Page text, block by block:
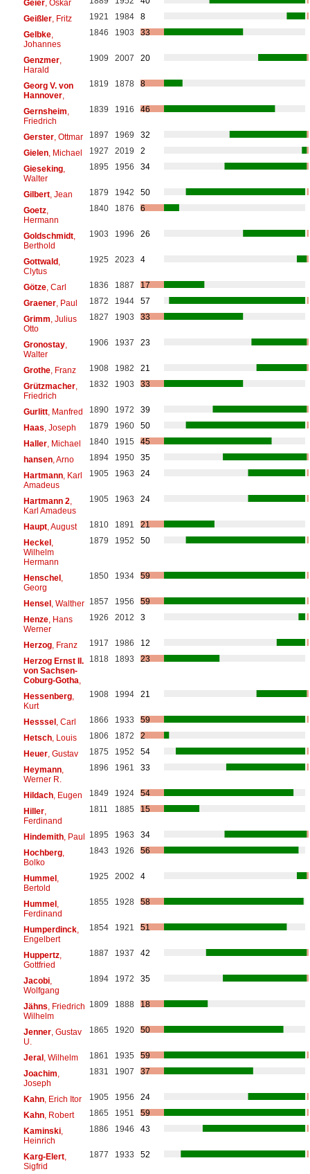
Geier, Oskar
Geißler, Fritz 1921 1984
8
Gelbke,
Johannes
1846 1903 33
Genzmer,
Harald
1909 2007 20
Georg V. von
Hannover,
1819 1878 8
Gernsheim
Friedrich
1839 1916 46
Gerster, Ottmar 1897 1969
32
Gielen, Michael 1927 2019
2
Gieseking,
Walter
1895 1956 34
Gilbert, Jean 1879 1942
50
Goetz,
Hermann
1840 1876 6
Goldschmidt,
Berthold
1903 1996 26
Gottwald,
Clytus
1925 2023 4
Götze, Carl 1836 1887
17
Graener, Paul 1872 1944
57
Grimm , Julius
Otto
1827 1903 33
Gronostay,
Walter
1906 1937 23
Grothe, Franz 1908 1982
21
Grützmacher,
Friedrich
1832 1903 33
Gurlitt, Manfred 1890 1972
39
Haas , Joseph 1879 1960
50
Haller, Michael 1840 1915
45
hansen, Arno 1894 1950
35
Hartmann, Karl
Amadeus
1905 1963 24
Hartmann 2
Karl Amadeus
1905 1963 24
Haupt, August 1810 1891
21
Heckel,
Wilhelm
Hermann
1879 1952 50
Henschel,
Georg
1850 1934 59
Hensel, Walther 1857 1956
59
Henze, Hans
Werner
1926 2012 3
Herzog, Franz 1917 1986
12
Herzog Ernst II.
von Sachsen-
Coburg-Gotha
1818 1893 23
Hessenberg,
Kurt
1908 1994 21
Hesssel, Carl 1866 1933
59
Hetsch, Louis 1806 1872
2
Heuer, Gustav 1875 1952
54
Heymann,
Werner R.
1896 1961 33
Hildach, Eugen 1849 1924
54
Hiller,
Ferdinand
1811 1885 15
Hindemith, Paul 1895 1963
34
Hochberg,
Bolko
1843 1926 56
Hummel,
Bertold
1925 2002 4
Hummel,
Ferdinand
1855 1928 58
Humperdinck,
Engelbert
1854 1921 51
Huppertz,
Gottfried
1887 1937 42
Jacobi,
Wolfgang
1894 1972 35
Jähns , Friedrich
Wilhelm
1809 1888 18
Jenner, Gustav
U.
1865 1920 50
Jeral, Wilhelm 1861 1935
59
Joachim
Joseph
1831 1907 37
Kahn, Erich Itor 1905 1956
24
Kahn, Robert 1865 1951
59
Kaminski,
Heinrich
1886 1946 43
Karg-Elert,
Sigfrid
1877 1933 52